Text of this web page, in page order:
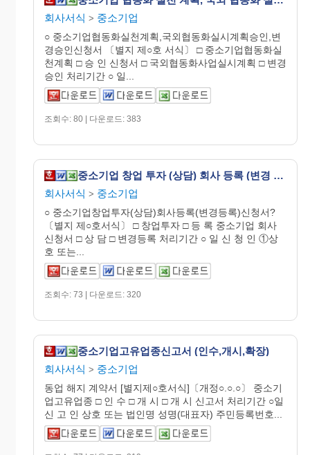
회사서식 > 중소기업
○ 중소기업협동화실천계획,국외협동화실시계획승인,변
경승인신청서 〔별지 제○호 서식〕 □ 중소기업협동화실
천계획 □ 승 인 신청서 □ 국외협동화사업실시계획 □ 변경
승인 처리기간 ○ 일...
조회수: 80 | 다운로드: 383
중소기업 창업 투자 (상담) 회사 등록 (변경 등록) 신청서
회사서식 > 중소기업
○ 중소기업창업투자(상담)회사등록(변경등록)신청서?
〔별지 제○호서식〕 □ 창업투자 □ 등 록 중소기업 회사
신청서 □ 상 담 □ 변경등록 처리기간 ○ 일 신 청 인 ①상
호 또는...
조회수: 73 | 다운로드: 320
중소기업고유업종신고서 (인수,개시,확장)
회사서식 > 중소기업
동업 해지 계약서 [별지제○호서식]〔개정○.○.○〕 중소기
업고유업종 □ 인 수 □ 개 시 □ 개 시 신고서 처리기간 ○일
신 고 인 상호 또는 법인명 성명(대표자) 주민등록번호...